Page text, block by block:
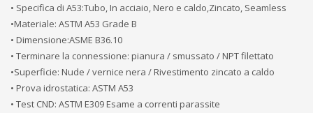
• Specifica di A53:Tubo, In acciaio, Nero e caldo,Zincato, Seamless
•Materiale: ASTM A53 Grade B
• Dimensione:ASME B36.10
• Terminare la connessione: pianura / smussato / NPT filettato
•Superficie: Nude / vernice nera / Rivestimento zincato a caldo
• Prova idrostatica: ASTM A53
• Test CND: ASTM E309 Esame a correnti parassite